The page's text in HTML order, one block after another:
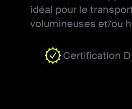
idéal pour le
volumineuses et/ou
Certification